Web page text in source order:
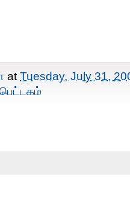
at Tuesday, July 31,
பெட்டகம்